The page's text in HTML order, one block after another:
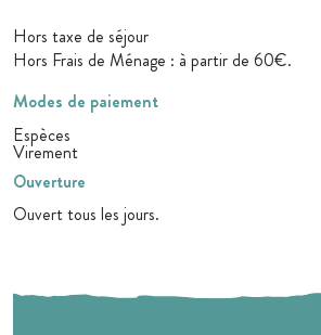
Hors taxe de séjour
Hors Frais de Ménage : à partir de 60€.
Modes de paiement
Espèces
Virement
Ouverture
Ouvert tous les jours.